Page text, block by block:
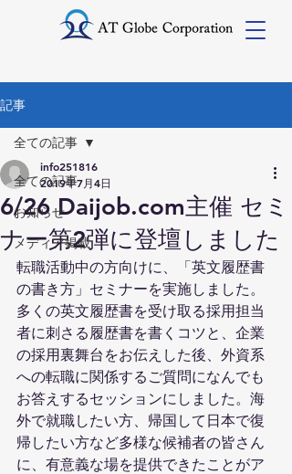
記事
全ての記事
お知らせ
メディア掲載
全ての記事
6/26 Daijob.com主催 セミ
ナー第2弾に登壇しました
info251816
2019年7月4日
転職活動中の方向けに、「英文履歴書
の書き方」セミナーを実施しました。
多くの英文履歴書を受け取る採用担当
者に刺さる履歴書を書くコツと、企業
の採用裏舞台をお伝えした後、外資系
への転職に関係するご質問になんでも
お答えするセッションにしました。海
外で就職したい方、帰国して日本で復
帰したい方など多様な候補者の皆さん
に、有意義な場を提供できたことがア